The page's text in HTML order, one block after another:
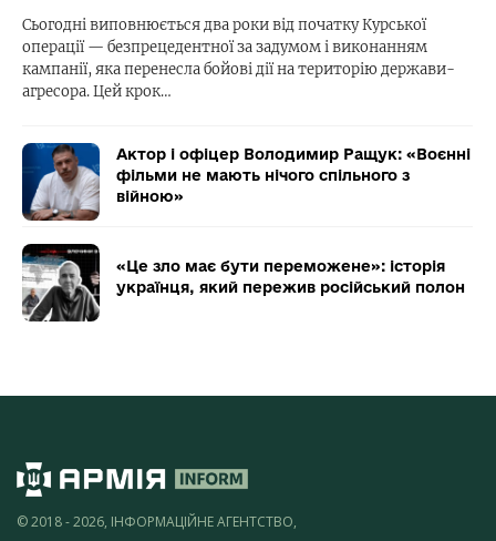
Сьогодні виповнюється два роки від початку Курської
операції — безпрецедентної за задумом і виконанням
кампанії, яка перенесла бойові дії на територію держави-
агресора. Цей крок…
Актор і офіцер Володимир Ращук: «Воєнні
фільми не мають нічого спільного з
війною»
«Це зло має бути переможене»: історія
українця, який пережив російський полон
© 2018 - 2026, ІНФОРМАЦІЙНЕ АГЕНТСТВО,